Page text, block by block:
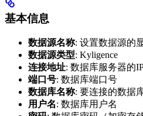
基本信息
数据源名称: 设置数据源的
数据源类型: Kyligence
连接地址: 数据库服务器的
端口号: 数据库端口号
数据库名称: 要连接的数据
用户名: 数据库用户名